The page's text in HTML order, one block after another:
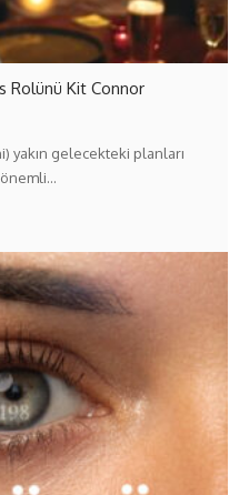
Rolünü Kit Connor
yakın gelecekteki planları
önemli…